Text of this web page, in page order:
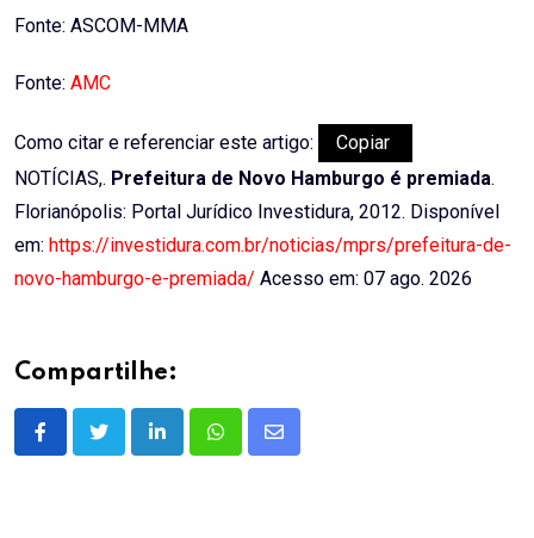
Fonte: ASCOM-MMA
Fonte: AMC
Como citar e referenciar este artigo:
Copiar
NOTÍCIAS,. Prefeitura de Novo Hamburgo é premiada.
Florianópolis: Portal Jurídico Investidura, 2012. Disponível
em: https://investidura.com.br/noticias/mprs/prefeitura-de-
novo-hamburgo-e-premiada/ Acesso em: 07 ago. 2026
Compartilhe:
LinkedInWhatsappShare